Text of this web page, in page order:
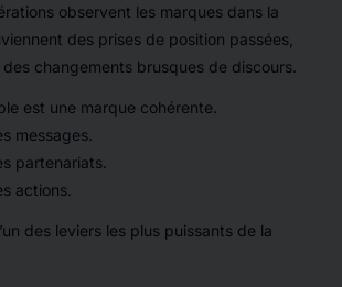
observent les marques dans la
des prises de position passées,
changements brusques de discours.
est une marque cohérente.
messages.
partenariats.
actions.
des leviers les plus puissants de la